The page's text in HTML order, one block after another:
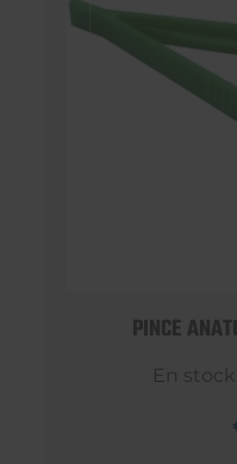
PINCE
En